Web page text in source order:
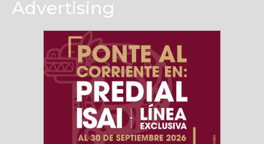
Advertising